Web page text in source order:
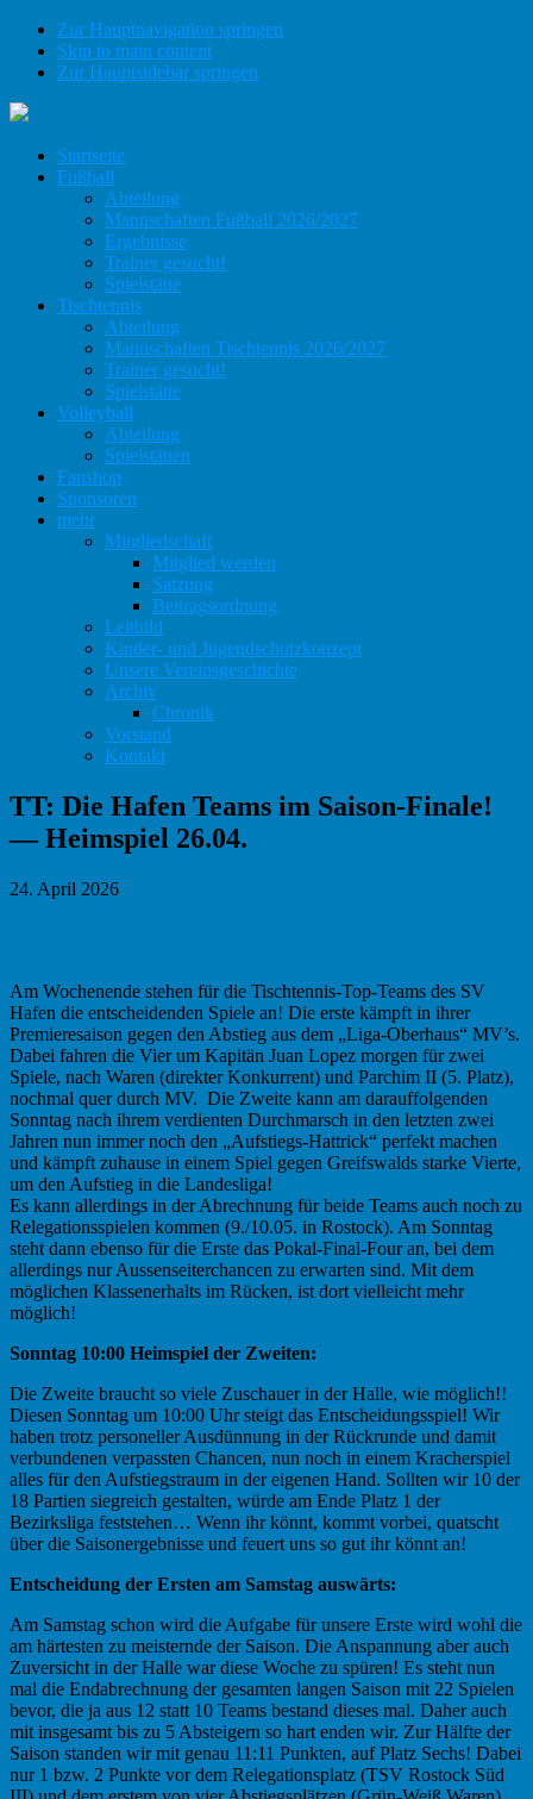
Zur Hauptnavigation springen
Skip to main content
Zur Hauptsidebar springen
Startseite
Fußball
Abteilung
Mannschaften Fußball 2026/2027
Ergebnisse
Trainer gesucht!
Spielstätte
Tischtennis
Abteilung
Mannschaften Tischtennis 2026/2027
Trainer gesucht!
Spielstätte
Volleyball
Abteilung
Spielstätten
Fanshop
Sponsoren
mehr
Mitgliedschaft
Mitglied werden
Satzung
Beitragsordnung
Leitbild
Kinder- und Jugendschutzkonzept
Unsere Vereinsgeschichte
Archiv
Chronik
Vorstand
Kontakt
TT: Die Hafen Teams im Saison-Finale!
— Heimspiel 26.04.
24. April 2026
Am Wochenende stehen für die Tischtennis-Top-Teams des SV
Hafen die entscheidenden Spiele an! Die erste kämpft in ihrer
Premieresaison gegen den Abstieg aus dem „Liga-Oberhaus“ MV’s.
Dabei fahren die Vier um Kapitän Juan Lopez morgen für zwei
Spiele, nach Waren (direkter Konkurrent) und Parchim II (5. Platz),
nochmal quer durch MV. Die Zweite kann am darauffolgenden
Sonntag nach ihrem verdienten Durchmarsch in den letzten zwei
Jahren nun immer noch den „Aufstiegs-Hattrick“ perfekt machen
und kämpft zuhause in einem Spiel gegen Greifswalds starke Vierte,
um den Aufstieg in die Landesliga!
Es kann allerdings in der Abrechnung für beide Teams auch noch zu
Relegationsspielen kommen (9./10.05. in Rostock). Am Sonntag
steht dann ebenso für die Erste das Pokal-Final-Four an, bei dem
allerdings nur Aussenseiterchancen zu erwarten sind. Mit dem
möglichen Klassenerhalts im Rücken, ist dort vielleicht mehr
möglich!
Sonntag 10:00 Heimspiel der Zweiten:
Die Zweite braucht so viele Zuschauer in der Halle, wie möglich!!
Diesen Sonntag um 10:00 Uhr steigt das Entscheidungsspiel! Wir
haben trotz personeller Ausdünnung in der Rückrunde und damit
verbundenen verpassten Chancen, nun noch in einem Kracherspiel
alles für den Aufstiegstraum in der eigenen Hand. Sollten wir 10 der
18 Partien siegreich gestalten, würde am Ende Platz 1 der
Bezirksliga feststehen… Wenn ihr könnt, kommt vorbei, quatscht
über die Saisonergebnisse und feuert uns so gut ihr könnt an!
Entscheidung der Ersten am Samstag auswärts:
Am Samstag schon wird die Aufgabe für unsere Erste wird wohl die
am härtesten zu meisternde der Saison. Die Anspannung aber auch
Zuversicht in der Halle war diese Woche zu spüren! Es steht nun
mal die Endabrechnung der gesamten langen Saison mit 22 Spielen
bevor, die ja aus 12 statt 10 Teams bestand dieses mal. Daher auch
mit insgesamt bis zu 5 Absteigern so hart enden wir. Zur Hälfte der
Saison standen wir mit genau 11:11 Punkten, auf Platz Sechs! Dabei
nur 1 bzw. 2 Punkte vor dem Relegationsplatz (TSV Rostock Süd